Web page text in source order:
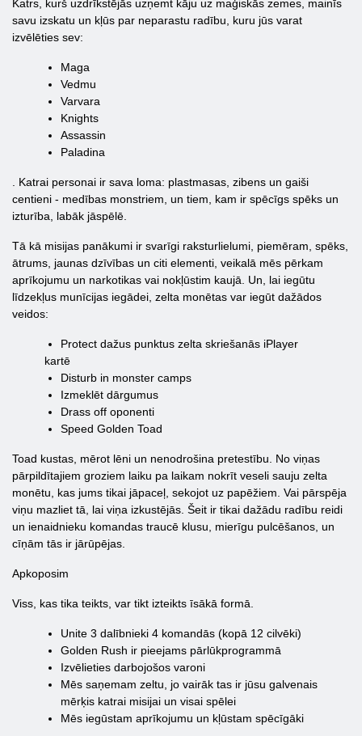
Katrs, kurš uzdrīkstējās uzņemt kāju uz maģiskās zemes, mainīs
savu izskatu un kļūs par neparastu radību, kuru jūs varat
izvēlēties sev:
Maga
Vedmu
Varvara
Knights
Assassin
Paladina
. Katrai personai ir sava loma: plastmasas, zibens un gaiši
centieni - medības monstriem, un tiem, kam ir spēcīgs spēks un
izturība, labāk jāspēlē.
Tā kā misijas panākumi ir svarīgi raksturlielumi, piemēram, spēks,
ātrums, jaunas dzīvības un citi elementi, veikalā mēs pērkam
aprīkojumu un narkotikas vai nokļūstim kaujā. Un, lai iegūtu
līdzekļus munīcijas iegādei, zelta monētas var iegūt dažādos
veidos:
Protect dažus punktus zelta skriešanās iPlayer
kartē
Disturb in monster camps
Izmeklēt dārgumus
Drass off oponenti
Speed ​​Golden Toad
Toad kustas, mērot lēni un nenodrošina pretestību. No viņas
pārpildītajiem groziem laiku pa laikam nokrīt veseli sauju zelta
monētu, kas jums tikai jāpaceļ, sekojot uz papēžiem. Vai pārspēja
viņu mazliet tā, lai viņa izkustējās. Šeit ir tikai dažādu radību reidi
un ienaidnieku komandas traucē klusu, mierīgu pulcēšanos, un
cīņām tās ir jārūpējas.
Apkoposim
Viss, kas tika teikts, var tikt izteikts īsākā formā.
Unite 3 dalībnieki 4 komandās (kopā 12 cilvēki)
Golden Rush ir pieejams pārlūkprogrammā
Izvēlieties darbojošos varoni
Mēs saņemam zeltu, jo vairāk tas ir jūsu galvenais
mērķis katrai misijai un visai spēlei
Mēs iegūstam aprīkojumu un kļūstam spēcīgāki